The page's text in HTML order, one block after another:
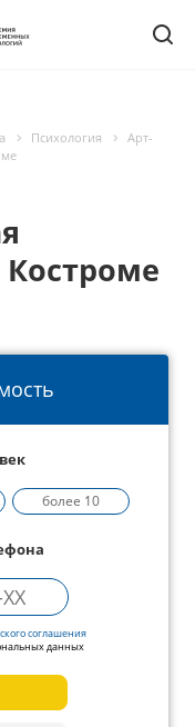
Психология
Арт-
Костроме
более 10
соглашения
данных